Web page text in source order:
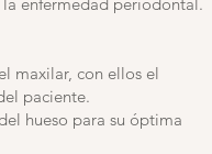
maxilar, con ellos el
paciente.
hueso para su óptima